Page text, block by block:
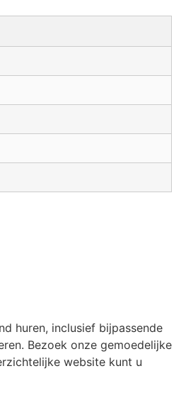
huren, inclusief bijpassende
Bezoek onze gemoedelijke
website kunt u